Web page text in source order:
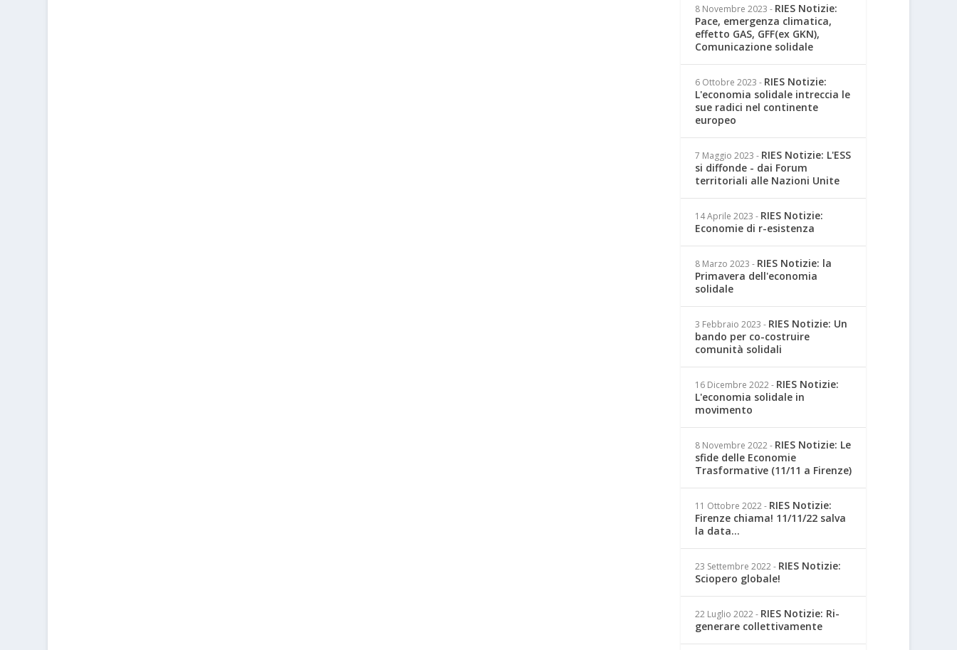
8 Novembre 2023 - RIES Notizie:
Pace, emergenza climatica,
effetto GAS, GFF(ex GKN),
Comunicazione solidale
6 Ottobre 2023 - RIES Notizie:
L'economia solidale intreccia le
sue radici nel continente
europeo
7 Maggio 2023 - RIES Notizie: L'ESS
si diffonde - dai Forum
territoriali alle Nazioni Unite
14 Aprile 2023 - RIES Notizie:
Economie di r-esistenza
8 Marzo 2023 - RIES Notizie: la
Primavera dell'economia
solidale
3 Febbraio 2023 - RIES Notizie: Un
bando per co-costruire
comunità solidali
16 Dicembre 2022- RIES Notizie:
L'economia solidale in
movimento
8 Novembre 2022- RIES Notizie: Le
sfide delle Economie
Trasformative (11/11 a Firenze)
11 Ottobre 2022- RIES Notizie:
Firenze chiama! 11/11/22 salva
la data...
23 Settembre 2022- RIES Notizie:
Sciopero globale!
22 Luglio 2022- RIES Notizie: Ri-
generare collettivamente